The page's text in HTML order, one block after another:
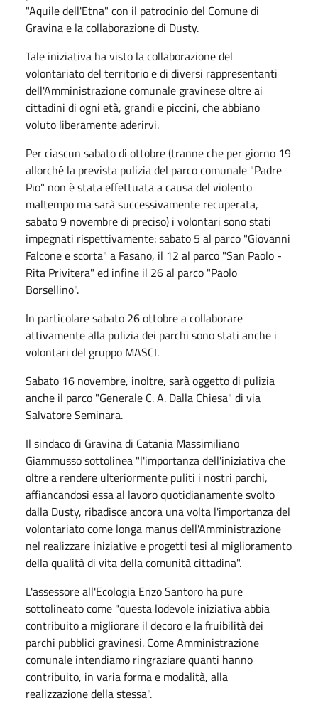
"Aquile dell'Etna" con il patrocinio del Comune di
Gravina e la collaborazione di Dusty.
Tale iniziativa ha visto la collaborazione del
volontariato del territorio e di diversi rappresentanti
dell'Amministrazione comunale gravinese oltre ai
cittadini di ogni età, grandi e piccini, che abbiano
voluto liberamente aderirvi.
Per ciascun sabato di ottobre (tranne che per giorno 19
allorché la prevista pulizia del parco comunale "Padre
Pio" non è stata effettuata a causa del violento
maltempo ma sarà successivamente recuperata,
sabato 9 novembre di preciso) i volontari sono stati
impegnati rispettivamente: sabato 5 al parco "Giovanni
Falcone e scorta" a Fasano, il 12 al parco "San Paolo -
Rita Privitera" ed infine il 26 al parco "Paolo
Borsellino".
In particolare sabato 26 ottobre a collaborare
attivamente alla pulizia dei parchi sono stati anche i
volontari del gruppo MASCI.
Sabato 16 novembre, inoltre, sarà oggetto di pulizia
anche il parco "Generale C. A. Dalla Chiesa" di via
Salvatore Seminara.
Il sindaco di Gravina di Catania Massimiliano
Giammusso sottolinea "l'importanza dell'iniziativa che
oltre a rendere ulteriormente puliti i nostri parchi,
affiancandosi essa al lavoro quotidianamente svolto
dalla Dusty, ribadisce ancora una volta l'importanza del
volontariato come longa manus dell'Amministrazione
nel realizzare iniziative e progetti tesi al miglioramento
della qualità di vita della comunità cittadina".
L'assessore all'Ecologia Enzo Santoro ha pure
sottolineato come "questa lodevole iniziativa abbia
contribuito a migliorare il decoro e la fruibilità dei
parchi pubblici gravinesi. Come Amministrazione
comunale intendiamo ringraziare quanti hanno
contribuito, in varia forma e modalità, alla
realizzazione della stessa".